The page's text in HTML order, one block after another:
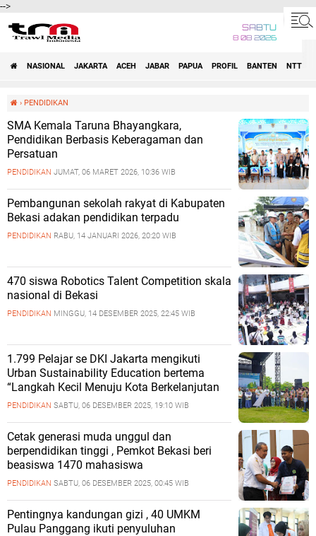
-->
SABTU
8 08 2026
NASIONAL JAKARTA ACEH JABAR PAPUA PROFIL BANTEN NTT
› PENDIDIKAN
SMA Kemala Taruna Bhayangkara,
Pendidikan Berbasis Keberagaman dan
Persatuan
PENDIDIKAN JUMAT, 06 MARET 2026, 10:36 WIB
Pembangunan sekolah rakyat di Kabupaten
Bekasi adakan pendidikan terpadu
PENDIDIKAN RABU, 14 JANUARI 2026, 20:20 WIB
470 siswa Robotics Talent Competition skala
nasional di Bekasi
PENDIDIKAN MINGGU, 14 DESEMBER 2025, 22:45 WIB
1.799 Pelajar se DKI Jakarta mengikuti
Urban Sustainability Education bertema
“Langkah Kecil Menuju Kota Berkelanjutan
PENDIDIKAN SABTU, 06 DESEMBER 2025, 19:10 WIB
Cetak generasi muda unggul dan
berpendidikan tinggi , Pemkot Bekasi beri
beasiswa 1470 mahasiswa
PENDIDIKAN SABTU, 06 DESEMBER 2025, 00:45 WIB
Pentingnya kandungan gizi , 40 UMKM
Pulau Panggang ikuti penyuluhan